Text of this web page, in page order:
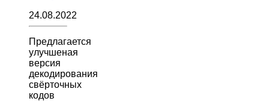
24.08.2022
Предлагается
улучшеная
версия
декодирования
свёрточных
кодов